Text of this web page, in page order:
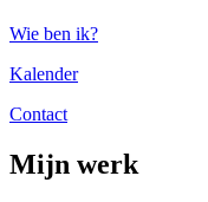
Wie ben ik?
Kalender
Contact
Mijn werk